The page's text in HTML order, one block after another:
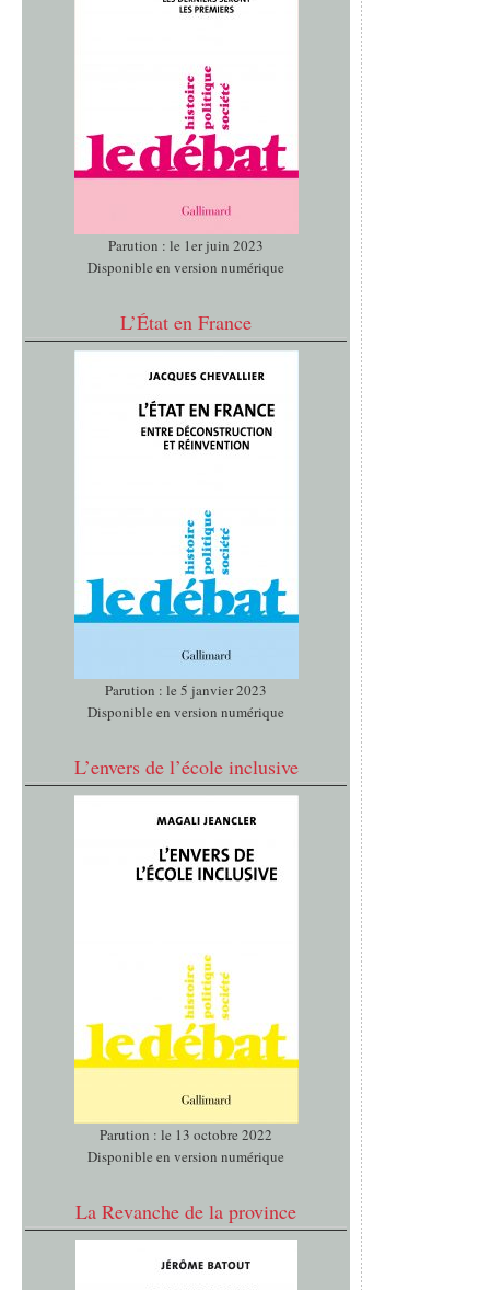
Parution : le 1er juin 2023
Disponible en version numérique
L’État en France
Parution : le 5 janvier 2023
Disponible en version numérique
L’envers de l’école inclusive
Parution : le 13 octobre 2022
Disponible en version numérique
La Revanche de la province